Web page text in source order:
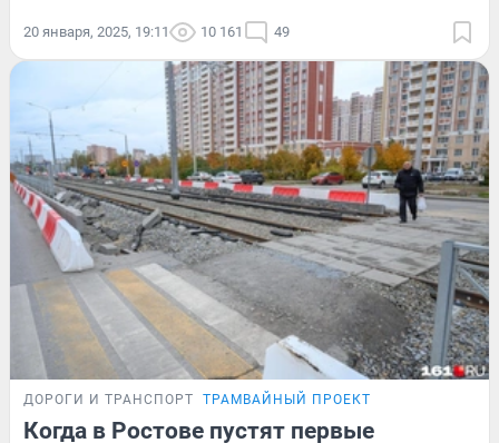
20 января, 2025, 19:11 10 161 49
ДОРОГИ И ТРАНСПОРТ ТРАМВАЙНЫЙ ПРОЕКТ
Когда в Ростове пустят первые